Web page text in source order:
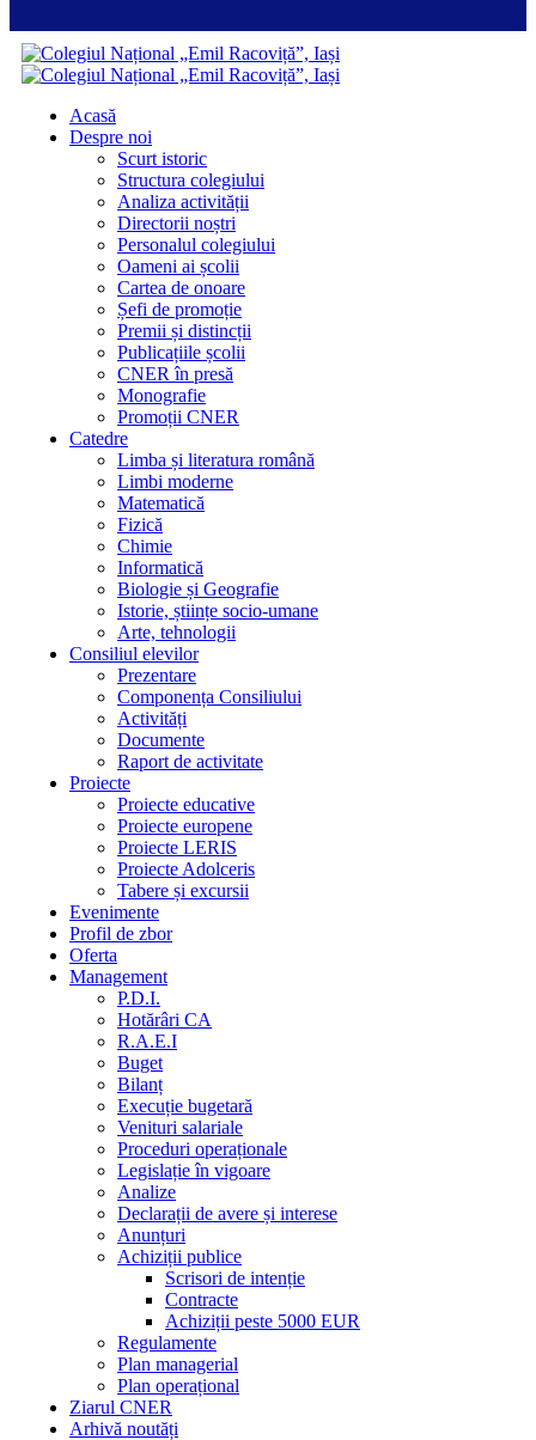
Acasă
Despre noi
Scurt istoric
Structura colegiului
Analiza activității
Directorii noștri
Personalul colegiului
Oameni ai școlii
Cartea de onoare
Șefi de promoție
Premii și distincții
Publicațiile școlii
CNER în presă
Monografie
Promoții CNER
Catedre
Limba și literatura română
Limbi moderne
Matematică
Fizică
Chimie
Informatică
Biologie și Geografie
Istorie, științe socio-umane
Arte, tehnologii
Consiliul elevilor
Prezentare
Componența Consiliului
Activități
Documente
Raport de activitate
Proiecte
Proiecte educative
Proiecte europene
Proiecte LERIS
Proiecte Adolceris
Tabere și excursii
Evenimente
Profil de zbor
Oferta
Management
P.D.I.
Hotărâri CA
R.A.E.I
Buget
Bilanț
Execuție bugetară
Venituri salariale
Proceduri operaționale
Legislație în vigoare
Analize
Declarații de avere și interese
Anunțuri
Achiziții publice
Scrisori de intenție
Contracte
Achiziții peste 5000 EUR
Regulamente
Plan managerial
Plan operațional
Ziarul CNER
Arhivă noutăți